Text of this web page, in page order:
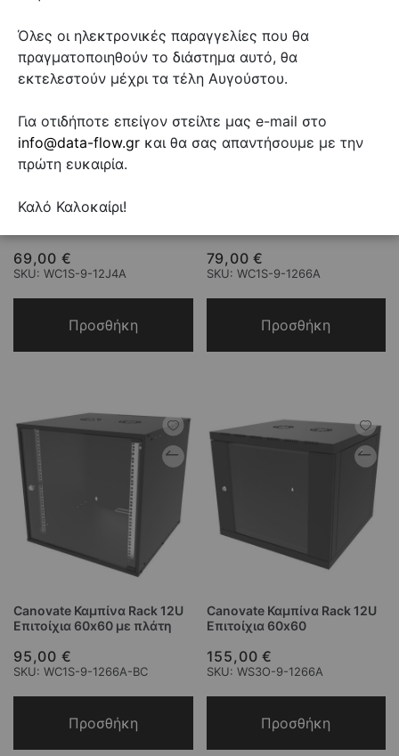
Canovate Καμπίνα Rack 12U
69,00 €
SKU: WC1S-9-12J4A
Προσθήκη
79,00 €
SKU: WC1S-9-1266A
Προσθήκη
Canovate Καμπίνα Rack 12U
Επιτοίχια 60x60 με πλάτη
95,00 €
SKU: WC1S-9-1266A-BC
Προσθήκη
Canovate Καμπίνα Rack 12U
Επιτοίχια 60x60
155,00 €
SKU: WS3O-9-1266A
Προσθήκη
Όλες οι ηλεκτρονικές παραγγελίες που θα
πραγματοποιηθούν το διάστημα αυτό, θα
εκτελεστούν μέχρι τα τέλη Αυγούστου.
Για οτιδήποτε επείγον στείλτε μας e-mail στο
info@data-flow.gr και θα σας απαντήσουμε με την
πρώτη ευκαιρία.
Καλό Καλοκαίρι!